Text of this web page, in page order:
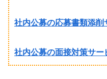
社内公募の応募書類添削
社内公募の面接対策サー